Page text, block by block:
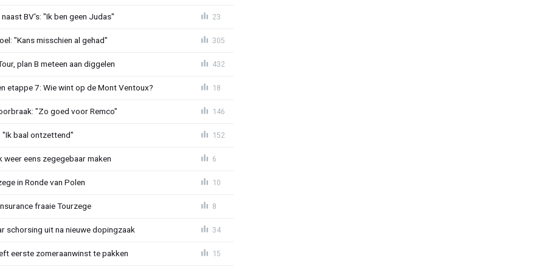
BV's: "Ik ben geen Judas" 23
"Kans misschien al gehad" 305
plan B meteen aan diggelen 432
etappe 7: Wie wint op de Mont Ventoux? 18
"Zo goed voor Remco" 146
"Ik baal ontzettend" 152
weer eens zegegebaar maken 6
in Ronde van Polen 10
fraaie Tourzege 8
schorsing uit na nieuwe dopingzaak 34
eerste zomeraanwinst te pakken 15